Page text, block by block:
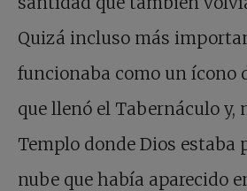
Quizá incluso más
funcionaba como un ícono
que llenó el Tabernáculo y,
Templo donde Dios estaba
nube que había aparecido